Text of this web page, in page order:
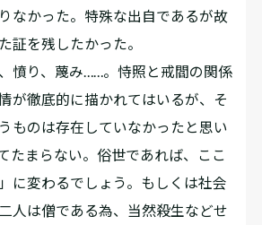
なかった。特殊な出自であるが故
証を残したかった。
憤り、蔑み……。恃照と戒閻の関係
が徹底的に描かれてはいるが、そ
ものは存在していなかったと思い
たまらない。俗世であれば、ここ
に変わるでしょう。もしくは社会
人は僧である為、当然殺生などせ